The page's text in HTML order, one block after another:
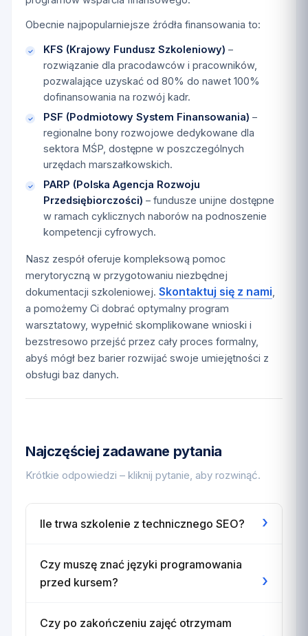
Obecnie najpopularniejsze źródła finansowania to:
KFS (Krajowy Fundusz Szkoleniowy) –
rozwiązanie dla pracodawców i pracowników,
pozwalające uzyskać od 80% do nawet 100%
dofinansowania na rozwój kadr.
PSF (Podmiotowy System Finansowania) –
regionalne bony rozwojowe dedykowane dla
sektora MŚP, dostępne w poszczególnych
urzędach marszałkowskich.
PARP (Polska Agencja Rozwoju
Przedsiębiorczości) – fundusze unijne dostępne
w ramach cyklicznych naborów na podnoszenie
kompetencji cyfrowych.
Nasz zespół oferuje kompleksową pomoc
merytoryczną w przygotowaniu niezbędnej
dokumentacji szkoleniowej. Skontaktuj się z nami
a pomożemy Ci dobrać optymalny program
warsztatowy, wypełnić skomplikowane wnioski i
bezstresowo przejść przez cały proces formalny,
abyś mógł bez barier rozwijać swoje umiejętności z
obsługi baz danych.
Najczęściej zadawane pytania
Krótkie odpowiedzi – kliknij pytanie, aby rozwinąć.
Ile trwa szkolenie z technicznego SEO? ›
Czy muszę znać języki programowania
przed kursem?
›
Czy po zakończeniu zajęć otrzymam